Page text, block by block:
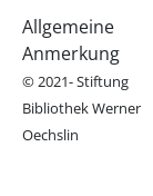
Allgemeine
Anmerkung
© 2021- Stiftung
Bibliothek Werner
Oechslin